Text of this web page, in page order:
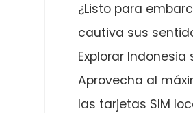
¿Listo para
cautiva sus
Explorar Indonesia
Aprovecha al
las tarjetas SIM